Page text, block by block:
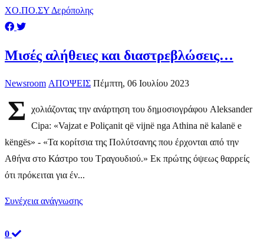
ΧΟ.ΠΟ.ΣΥ Δερόπολης
Μισές αλήθειες και διαστρεβλώσεις…
Newsroom ΑΠΟΨΕΙΣ Πέμπτη, 06 Ιουλίου 2023
Σ
χολιάζοντας την ανάρτηση του δημοσιογράφου Aleksander
Cipa: «Vajzat e Poliçanit që vijnë nga Athina në kalanë e
këngës» - «Τα κορίτσια της Πολύτσανης που έρχονται από την
Αθήνα στο Κάστρο του Τραγουδιού.» Εκ πρώτης όψεως θαρρείς
ότι πρόκειται για έν...
Συνέχεια ανάγνωσης
0